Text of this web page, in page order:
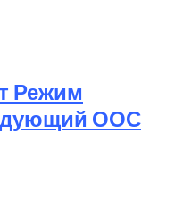
Режим
ООС